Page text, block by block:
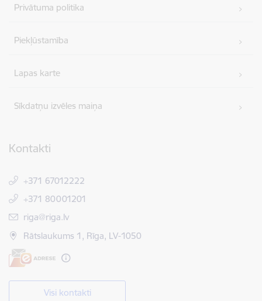
Privātuma politika
Piekļūstamība
Lapas karte
Sīkdatņu izvēles maiņa
Kontakti
+371 67012222
+371 80001201
E-pasts:
riga@riga.lv
Rātslaukums 1, Rīga, LV-1050
Visi kontakti